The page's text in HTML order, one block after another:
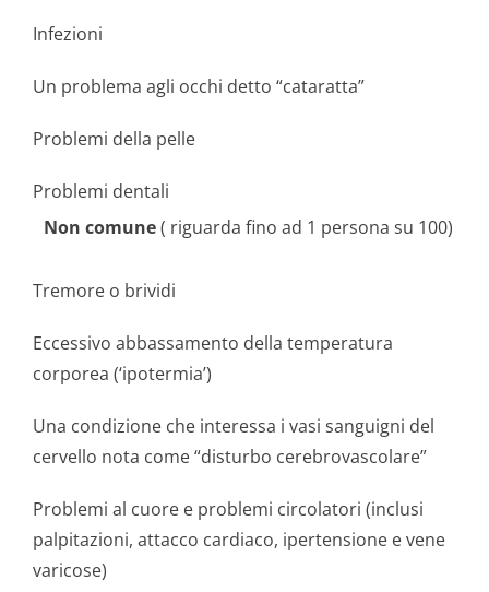
Infezioni
Un problema agli occhi detto “cataratta”
Problemi della pelle
Problemi dentali
Non comune( riguarda fino ad 1 persona su 100)
Tremore o brividi
Eccessivo abbassamento della temperatura
corporea (‘ipotermia’)
Una condizione che interessa i vasi sanguigni del
cervello nota come “disturbo cerebrovascolare”
Problemi al cuore e problemi circolatori (inclusi
palpitazioni, attacco cardiaco, ipertensione e vene
varicose)